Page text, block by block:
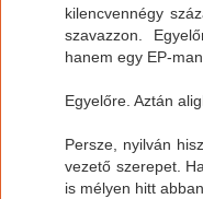
kilencvennégy
szavazzon.
hanem egy EP-
Egyelőre. Aztán
Persze, nyilván
vezető szerepet.
is mélyen hitt